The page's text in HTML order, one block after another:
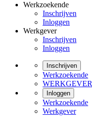
Werkzoekende
Inschrijven
Inloggen
Werkgever
Inschrijven
Inloggen
Inschrijven
Werkzoekende
WERKGEVER
Inloggen
Werkzoekende
Werkgever